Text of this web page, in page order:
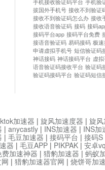
手机接收验证码平台 手机验
拔国外手机号 接收不到验证
接收不到验证码怎么办 接收
接收语音验证码 接码 接码
接码平台app 接码平台免费
接语音验证码 易码接码 极
申请虚拟手机号 短信验证码
神话接码 神话接码平台 虚
语音验证码接收平台 验证码
验证码接码平台 验证码短信
加速器 | 旋风加速度器 | 旋
| anycastly | INS加速器 | INS加
| 毛豆加速器 | 接码平台 | 接码S
器 | 毛豆APP | PIKPAK | 安卓
加速神器 | 猎豹加速器 | 蚂蚁
| 猎豹加速器官网 | 烧饼哥加